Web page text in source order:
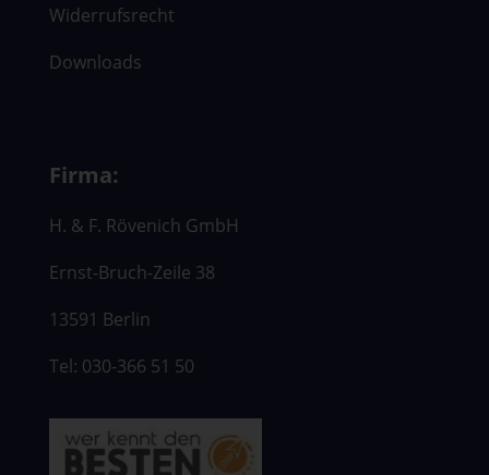
Widerrufsrecht
Downloads
Firma:
H. & F. Rövenich GmbH
Ernst-Bruch-Zeile 38
13591 Berlin
Tel: 030-366 51 50